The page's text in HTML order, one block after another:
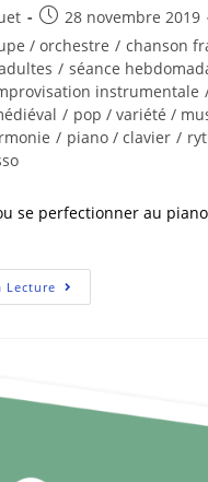
28 novembre 2019
/ orchestre / chanson
/ séance
instrumentale
/ pop / variété /
/ piano / clavier /
se perfectionner au
Lecture